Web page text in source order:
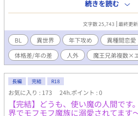
る顔のいい男に一目惚れされるという運
イスは、惚薬の効果を消す薬の素材を集
を決心する。 レイスが惚薬の効果で皇子
族やオークの頭領まで……様々な顔のいい
てしまっていることを知り、憤怒する悪
たところ《マオ》と名乗る異世界からやっ
るが──？ ※第六魔王マオ×レイスがメ
にも魔王兄弟複数×レイスの要素があり
オーク×エルフ、獣人×エルフ、勇者×エ
フ ……など複数の異種間要素が含まれます
続きを読む
文字数 25,743 最終更
BL 異世界 年下攻め 異種間恋愛
体格差/年の差
人外 魔王兄弟複数×
長編 完結 R18
お気に入り : 173 24h.ポイント : 0
【完結】どうも、使い魔の人間で
界でモフモフ魔族に溺愛されてます